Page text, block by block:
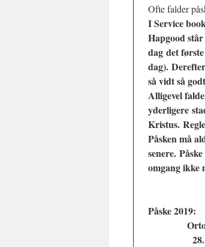
Ofte falder
I Service
Hapgood
dag det
dag).
så vidt så
Alligevel
yderligere
Kristus.
Påsken må
senere.
omgang ikke
Påske 2019:
28.